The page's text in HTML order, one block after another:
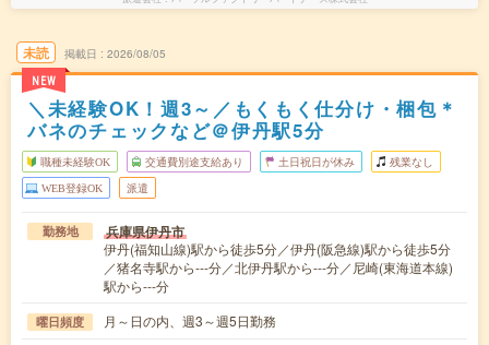
未読
NEW
掲載日 2026/08/05
＼未経験OK！週3～／もくもく仕分け・梱包＊
バネのチェックなど＠伊丹駅5分
職種未経験OK 交通費別途支給あり 土日祝日が休み 残業なし
WEB登録OK 派遣
勤務地 兵庫県伊丹市
伊丹(福知山線)駅から徒歩5分／伊丹(阪急線)駅から徒歩5分
／猪名寺駅から---分／北伊丹駅から---分／尼崎(東海道本線)
駅から---分
曜日頻度 月～日の内、週3～週5日勤務